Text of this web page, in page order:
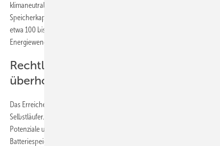
klimaneutralen Energiesystem“ ausgerechnet, dass die
Speicherkapazität inklusive mobiler Batterien bis zum Jahr 2030 auf
etwa 100 bis 150 Gigawattstunden anwachsen müsste, um die
Energiewende zu stemmen.
Rechtliche Rahmenbedingungen sind
überholt
Das Erreichen dieser Ziele ist nach Ansicht des BSW-Solar kein
Selbstläufer. Er verweist darauf, dass die Umsetzung der technischen
Potenziale und wirtschaftlichen Geschäftsmodelle von
Batteriespeichern derzeit noch viel zu oft an den überholten